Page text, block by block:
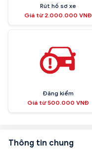
Rút hồ sơ xe
Giá từ 2.000.000 VNĐ
Đăng kiểm
Giá từ 500.000 VNĐ
Thông tin chung